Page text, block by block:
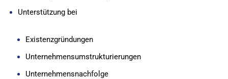
Unterstützung bei
Existenzgründungen
Unternehmensumstrukturierungen
Unternehmensnachfolge